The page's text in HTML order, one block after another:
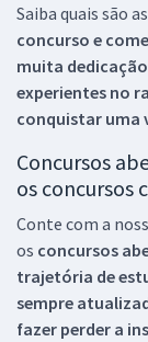
Saiba quais são
concurso e
muita
experientes no
conquistar uma
Concursos
os concursos
Conte com a
os concursos
trajetória de
sempre
fazer perder a